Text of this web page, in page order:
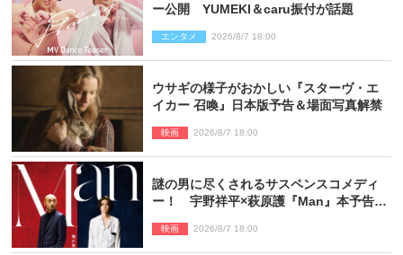
ー公開 YUMEKI＆caru振付が話題
エンタメ 2026/8/7 18:00
ウサギの様子がおかしい『スターヴ・エ
イカー 召喚』日本版予告＆場面写真解禁
映画 2026/8/7 18:00
謎の男に尽くされるサスペンスコメディ
ー！ 宇野祥平×萩原護『Man』本予告＆
映画 2026/8/7 18:00